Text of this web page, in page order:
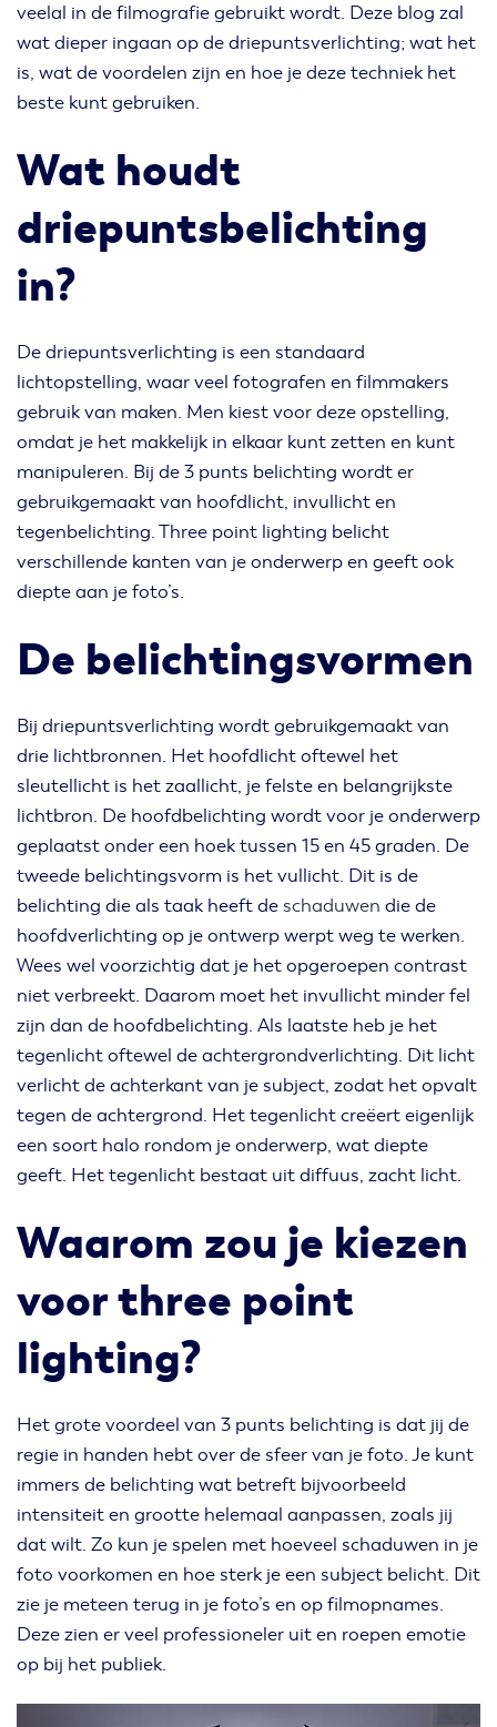
veelal in de filmografie gebruikt wordt. Deze blog zal
wat dieper ingaan op de driepuntsverlichting; wat het
is, wat de voordelen zijn en hoe je deze techniek het
beste kunt gebruiken.
Wat houdt
driepuntsbelichting
in?
De driepuntsverlichting is een standaard
lichtopstelling, waar veel fotografen en filmmakers
gebruik van maken. Men kiest voor deze opstelling,
omdat je het makkelijk in elkaar kunt zetten en kunt
manipuleren. Bij de 3 punts belichting wordt er
gebruikgemaakt van hoofdlicht, invullicht en
tegenbelichting. Three point lighting belicht
verschillende kanten van je onderwerp en geeft ook
diepte aan je foto’s.
De belichtingsvormen
Bij driepuntsverlichting wordt gebruikgemaakt van
drie lichtbronnen. Het hoofdlicht oftewel het
sleutellicht is het zaallicht, je felste en belangrijkste
lichtbron. De hoofdbelichting wordt voor je onderwerp
geplaatst onder een hoek tussen 15 en 45 graden. De
tweede belichtingsvorm is het vullicht. Dit is de
belichting die als taak heeft de schaduwen die de
hoofdverlichting op je ontwerp werpt weg te werken.
Wees wel voorzichtig dat je het opgeroepen contrast
niet verbreekt. Daarom moet het invullicht minder fel
zijn dan de hoofdbelichting. Als laatste heb je het
tegenlicht oftewel de achtergrondverlichting. Dit licht
verlicht de achterkant van je subject, zodat het opvalt
tegen de achtergrond. Het tegenlicht creëert eigenlijk
een soort halo rondom je onderwerp, wat diepte
geeft. Het tegenlicht bestaat uit diffuus, zacht licht.
Waarom zou je kiezen
voor three point
lighting?
Het grote voordeel van 3 punts belichting is dat jij de
regie in handen hebt over de sfeer van je foto. Je kunt
immers de belichting wat betreft bijvoorbeeld
intensiteit en grootte helemaal aanpassen, zoals jij
dat wilt. Zo kun je spelen met hoeveel schaduwen in je
foto voorkomen en hoe sterk je een subject belicht. Dit
zie je meteen terug in je foto’s en op filmopnames.
Deze zien er veel professioneler uit en roepen emotie
op bij het publiek.